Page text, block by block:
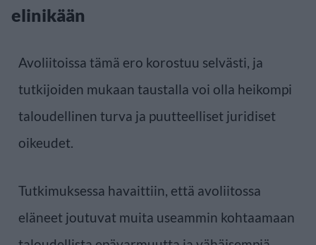
elinikään
Avoliitoissa tämä ero korostuu selvästi, ja
tutkijoiden mukaan taustalla voi olla heikompi
taloudellinen turva ja puutteelliset juridiset
oikeudet.
Tutkimuksessa havaittiin, että avoliitossa
eläneet joutuvat muita useammin kohtaamaan